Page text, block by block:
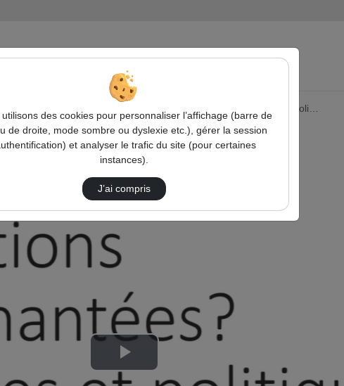
citoyenne Générations Désenchantées, Jeunesses Et Poli…
Lire
utilisons des cookies pour personnaliser l’affichage (barre de
de droite, mode sombre ou dyslexie etc.), gérer la session
et analyser le trafic du site (pour certaines
instances).
J’ai compris